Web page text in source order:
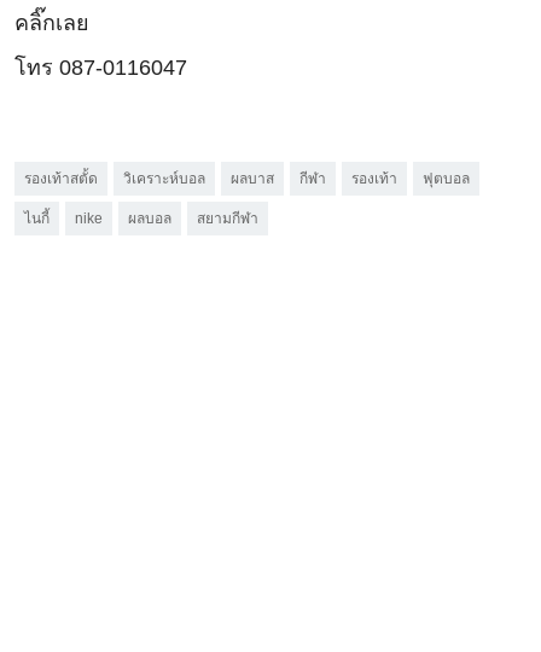
คลิ๊กเลย
โทร 087-0116047
รองเท้าสตั้ด วิเคราะห์บอล ผลบาส กีฬา รองเท้า ฟุตบอล
ไนกี้ nike ผลบอล สยามกีฬา